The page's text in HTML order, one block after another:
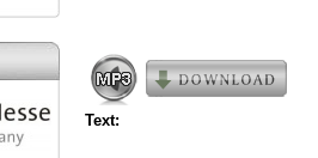
Text: